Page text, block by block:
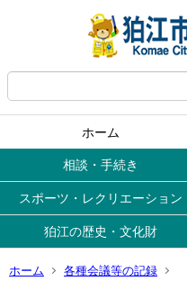
ホーム
相談・手続き
スポーツ・レクリエーション
狛江の歴史・文化財
ホーム
各種会議等の記録